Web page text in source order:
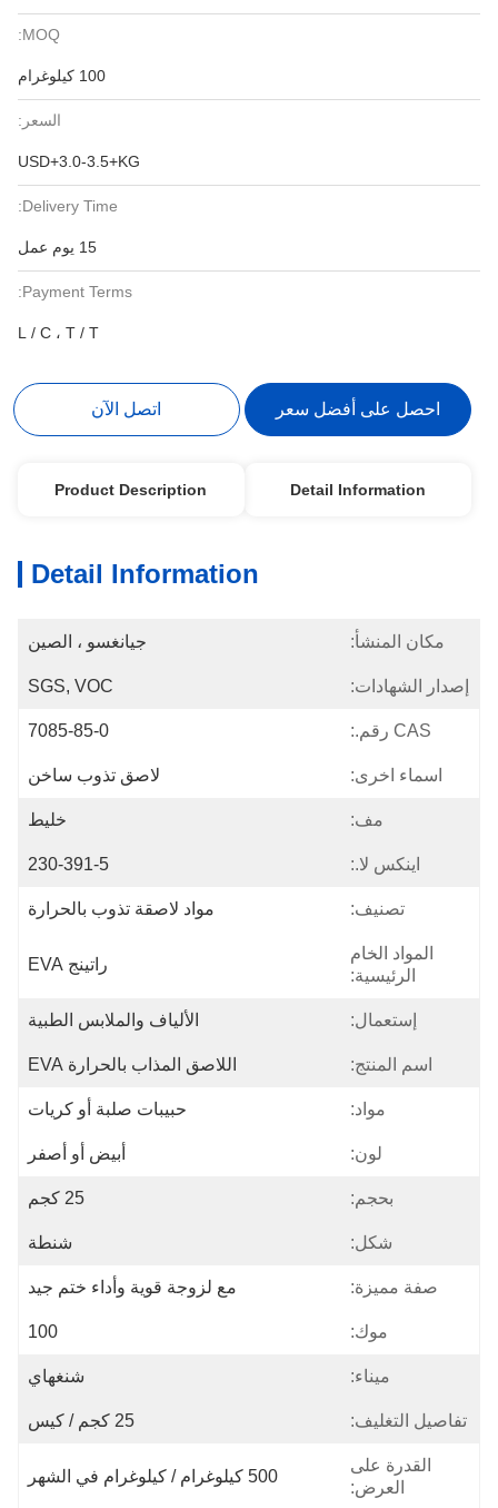
MOQ:
100 كيلوغرام
السعر:
USD+3.0-3.5+KG
Delivery Time:
15 يوم عمل
Payment Terms:
L / C ، T / T
احصل على أفضل سعر اتصل الآن
Detail Information
Product Description
Detail Information
مكان المنشأ: جيانغسو ، الصين
إصدار الشهادات: SGS, VOC
CAS رقم.: 7085-85-0
اسماء اخرى: لاصق تذوب ساخن
مف: خليط
اينكس لا.: 230-391-5
تصنيف: مواد لاصقة تذوب بالحرارة
المواد الخام
الرئيسية:
راتينج EVA
إستعمال: الألياف والملابس الطبية
اسم المنتج: اللاصق المذاب بالحرارة EVA
مواد: حبيبات صلبة أو كريات
لون: أبيض أو أصفر
بحجم: 25 كجم
شكل: شنطة
صفة مميزة: مع لزوجة قوية وأداء ختم جيد
موك: 100
ميناء: شنغهاي
تفاصيل التغليف: 25 كجم / كيس
القدرة على
العرض:
500 كيلوغرام / كيلوغرام في الشهر